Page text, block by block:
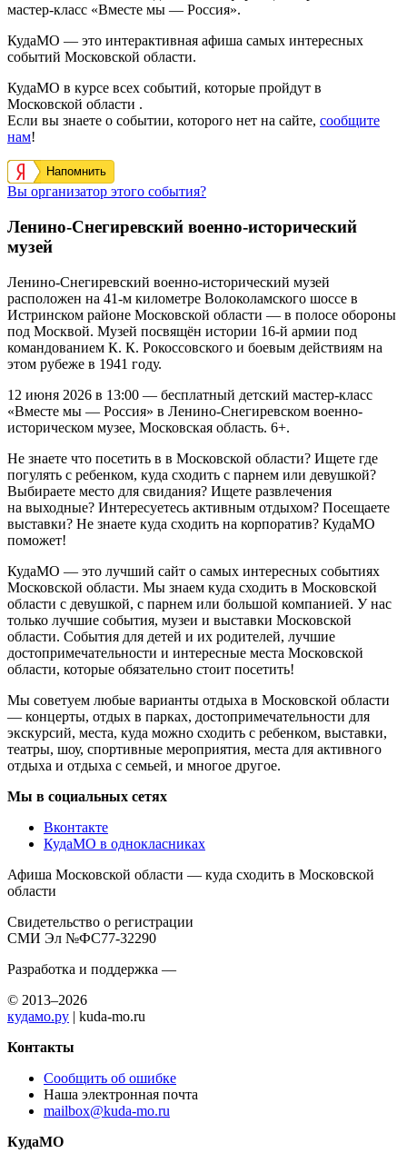
мастер-класс «Вместе мы — Россия».
КудаМО — это интерактивная афиша самых интересных
событий Московской области.
КудаМО в курсе всех событий, которые пройдут в
Московской области .
Если вы знаете о событии, которого нет на сайте, сообщите
нам!
Напомнить
Вы организатор этого события?
Ленино-Снегиревский военно-исторический
музей
Ленино-Снегиревский военно-исторический музей
расположен на 41-м километре Волоколамского шоссе в
Истринском районе Московской области — в полосе обороны
под Москвой. Музей посвящён истории 16-й армии под
командованием К. К. Рокоссовского и боевым действиям на
этом рубеже в 1941 году.
12 июня 2026 в 13:00 — бесплатный детский мастер-класс
«Вместе мы — Россия» в Ленино-Снегиревском военно-
историческом музее, Московская область. 6+.
Не знаете что посетить в в Московской области? Ищете где
погулять с ребенком, куда сходить с парнем или девушкой?
Выбираете место для свидания? Ищете развлечения
на выходные? Интересуетесь активным отдыхом? Посещаете
выставки? Не знаете куда сходить на корпоратив? КудаМО
поможет!
КудаМО — это лучший сайт о самых интересных событиях
Московской области. Мы знаем куда сходить в Московской
области с девушкой, с парнем или большой компанией. У нас
только лучшие события, музеи и выставки Московской
области. События для детей и их родителей, лучшие
достопримечательности и интересные места Московской
области, которые обязательно стоит посетить!
Мы советуем любые варианты отдыха в Московской области
— концерты, отдых в парках, достопримечательности для
экскурсий, места, куда можно сходить с ребенком, выставки,
театры, шоу, спортивные мероприятия, места для активного
отдыха и отдыха с семьей, и многое другое.
Мы в социальных сетях
Вконтакте
КудаМО в однокласниках
Афиша Московской области — куда сходить в Московской
области
Свидетельство о регистрации
СМИ Эл №ФС77-32290
Разработка и поддержка —
© 2013–2026
кудамо.ру | kuda-mo.ru
Контакты
Сообщить об ошибке
Наша электронная почта
mailbox@kuda-mo.ru
КудаМО